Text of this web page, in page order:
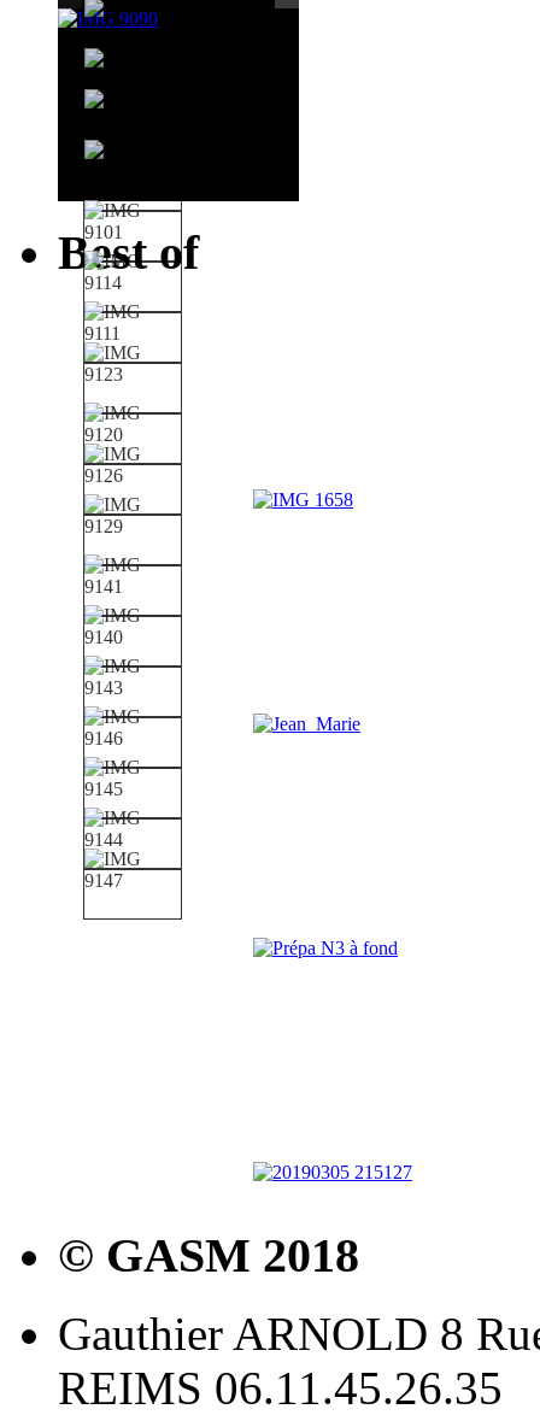
Best of
© GASM 2018
Gauthier ARNOLD 8
REIMS 06.11.45.26.35